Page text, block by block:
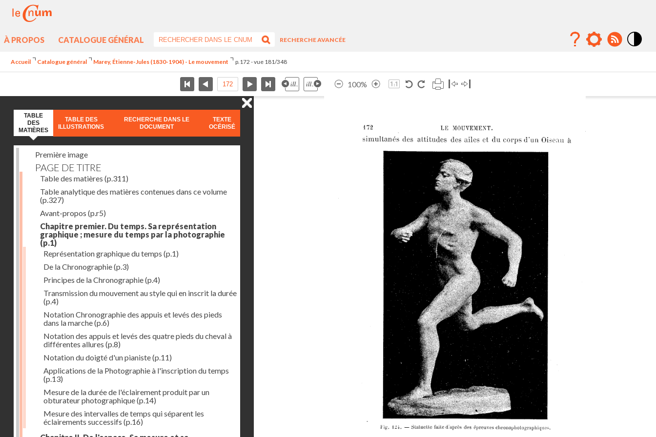
À PROPOS CATALOGUE GÉNÉRAL
RECHERCHE AVANCÉE
Accueil Catalogue général Marey, Étienne-Jules (1830-1904) - Le mouvement p.172 - vue 181/348
100%
TABLE
DES
MATIÈRES
TABLE DES
ILLUSTRATIONS
RECHERCHE DANS LE
DOCUMENT
TEXTE
OCÉRISÉ
Première image
PAGE DE TITRE
Table des matières (p.311)
Table analytique des matières contenues dans ce volume
(p.327)
Avant-propos (p.r5)
Chapitre premier. Du temps. Sa représentation
graphique ; mesure du temps par la photographie
(p.1)
Représentation graphique du temps (p.1)
De la Chronographie(p.3)
Principes de la Chronographie(p.4)
Transmission du mouvement au style qui en inscrit la durée
(p.4)
Notation Chronographie des appuis et levés des pieds
dans la marche(p.6)
Notation des appuis et levés des quatre pieds du cheval à
différentes allures (p.8)
Notation du doigté d'un pianiste(p.11)
Applications de la Photographie à l'inscription du temps
(p.13)
Mesure de la durée de l'éclairement produit par un
obturateur photographique(p.14)
Mesure des intervalles de temps qui séparent les
éclairements successifs (p.16)